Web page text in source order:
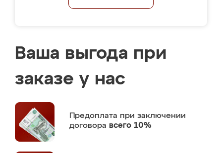
Ваша выгода при
заказе у нас
Предоплата при заключении
договора всего 10%